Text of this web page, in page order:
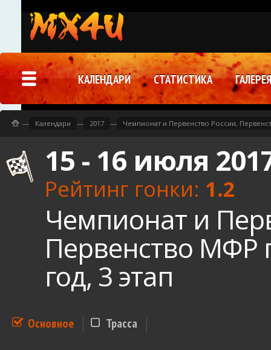
15 - 16 июля
Рейтинг гонки: 1.2
Чемпионат и
Первенство МФР
год, 3 этап
Основное Трасса
— Календари — 2017 — Чемпионат и Первенство России,
КАЛЕНДАРИ СТАТИСТИКА ГАЛЕРЕЯ